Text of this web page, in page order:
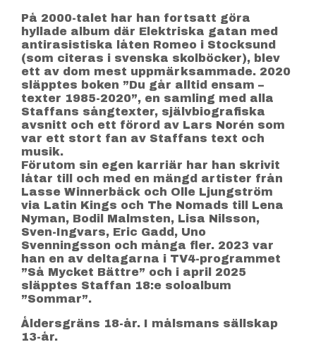
På 2000-talet har han fortsatt göra
hyllade album där Elektriska gatan med
antirasistiska låten Romeo i Stocksund
(som citeras i svenska skolböcker), blev
ett av dom mest uppmärksammade. 2020
släpptes boken ”Du går alltid ensam –
texter 1985-2020”, en samling med alla
Staffans sångtexter, självbiografiska
avsnitt och ett förord av Lars Norén som
var ett stort fan av Staffans text och
musik.
Förutom sin egen karriär har han skrivit
låtar till och med en mängd artister från
Lasse Winnerbäck och Olle Ljungström
via Latin Kings och The Nomads till Lena
Nyman, Bodil Malmsten, Lisa Nilsson,
Sven-Ingvars, Eric Gadd, Uno
Svenningsson och många fler. 2023 var
han en av deltagarna i TV4-programmet
”Så Mycket Bättre” och i april 2025
släpptes Staffan 18:e soloalbum
”Sommar”.
Åldersgräns 18-år. I målsmans sällskap
13-år.